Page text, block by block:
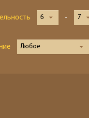
6 - 7
Любое